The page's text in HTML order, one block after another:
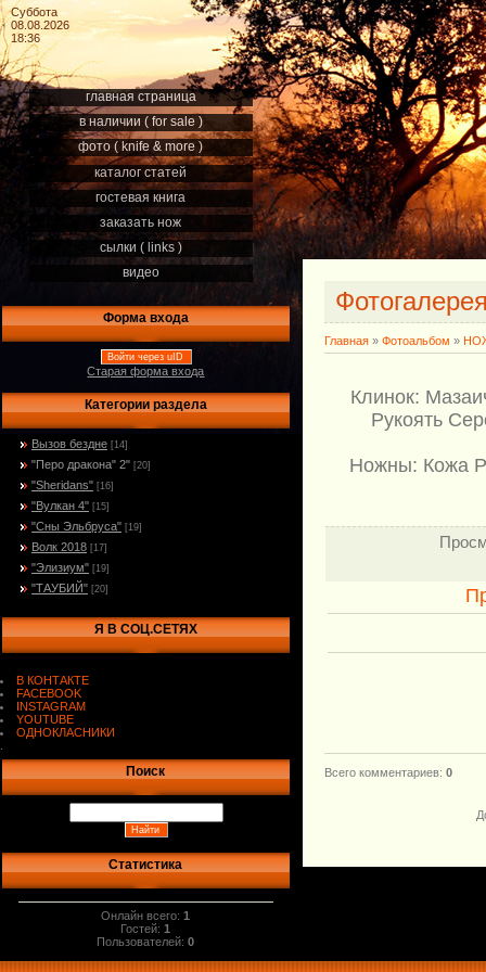
Суббота
08.08.2026
18:36
главная страница
в наличии ( for sale )
фото ( knife & more )
каталог статей
гостевая книга
заказать нож
сылки ( links )
видео
Форма входа
Войти через uID
Старая форма входа
Категории раздела
Вызов бездне [14]
"Перо дракона" 2" [20]
"Sheridans" [16]
"Вулкан 4" [15]
"Сны Эльбруса" [19]
Волк 2018 [17]
"Элизиум" [19]
"ТАУБИЙ" [20]
Я В СОЦ.СЕТЯХ
В КОНТАКТЕ
FACEBOOK
INSTAGRAM
YOUTUBE
ОДНОКЛАСНИКИ
Поиск
Статистика
Онлайн всего:1
Гостей:1
Пользователей:0
Главная » Фотоальбом »
Клинок:
Рукоять
Ножны: Кожа
Всего комментариев: 0